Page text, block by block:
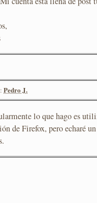
Pedro J.
lo que hago es
de Firefox, pero echaré